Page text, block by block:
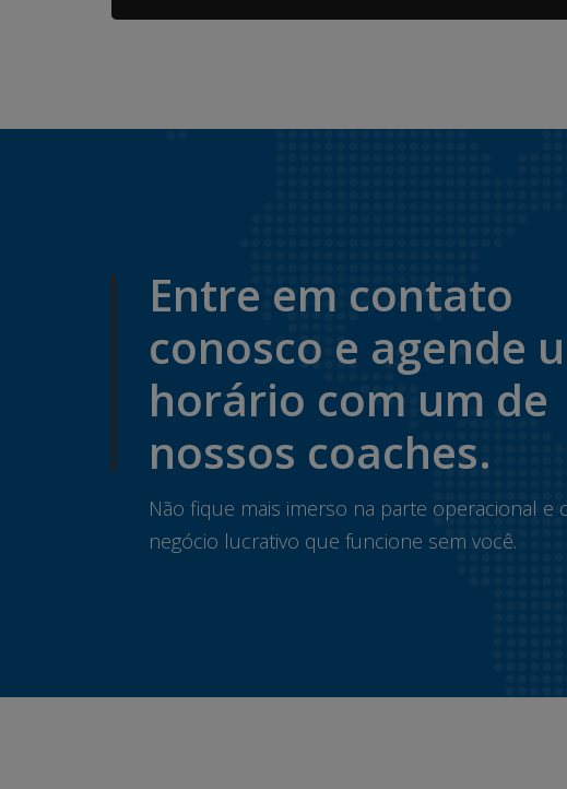
Entre em contato
conosco e agende
horário com um de
nossos coaches.
Não fique mais imerso na parte operacional e
negócio lucrativo que funcione sem você.